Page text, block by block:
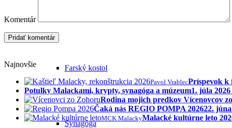
Farský kostol
Synagóga
Komentár
Najnovšie
Pavol VrablecPríspevok k
Potulky Malackami, krypty, synagóga a múzeum1. júla 2026
Rodina mojich predkov Vícenovcov
Čaká nás REGIO POMPA 202622.
MCK MalackyMalacké kultúrne leto